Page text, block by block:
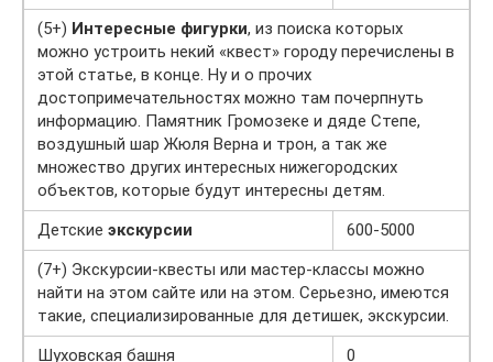
(5+) Интересные фигурки, из поиска которых
можно устроить некий «квест» городу перечислены в
этой статье, в конце. Ну и о прочих
достопримечательностях можно там почерпнуть
информацию. Памятник Громозеке и дяде Степе,
воздушный шар Жюля Верна и трон, а так же
множество других интересных нижегородских
объектов, которые будут интересны детям.
Детские экскурсии
600-5000
(7+) Экскурсии-квесты или мастер-классы можно
найти на этом сайте или на этом. Серьезно, имеются
такие, специализированные для детишек, экскурсии.
Шуховская башня
0